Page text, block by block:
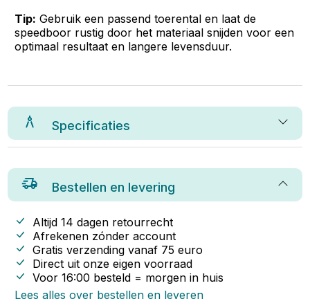
Tip: Gebruik een passend toerental en laat de
speedboor rustig door het materiaal snijden voor een
optimaal resultaat en langere levensduur.
Specificaties
Bestellen en levering
Altijd 14 dagen retourrecht
Afrekenen zónder account
Gratis verzending vanaf 75 euro
Direct uit onze eigen voorraad
Voor 16:00 besteld = morgen in huis
Lees alles over bestellen en leveren